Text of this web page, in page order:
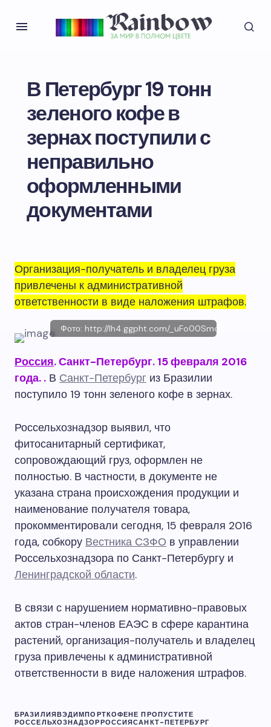
В Петербург 19 тонн
зеленого кофе в
зернах поступили с
неправильно
оформленными
документами
Организация-получатель и владелец груза
привлечены к административной
ответственности в виде наложения штрафов.
Фото: http://lh4.ggpht.com/_uFo00Smcjak/
Россия. Санкт-Петербург. 15 февраля 2016
года. . В Санкт-Петербург из Бразилии
поступило 19 тонн зеленого кофе в зернах.
Россельхознадзор выявил, что
фитосанитарный сертификат,
сопровождающий груз, оформлен не
полностью. В частности, в документе не
указана страна происхождения продукции и
наименование получателя товара,
прокомментировали сегодня, 15 февраля 2016
года, собкору Вестника СЗФО в управлении
Россельхознадзора по Санкт-Петербургу и
Ленинградской области.
В связи с нарушением нормативно-правовых
актов стран-членов ЕАЭС в сфере карантина
растений, организация-получатель и владелец
груза привлечены к административной
ответственности в виде наложения штрафов.
БРАЗИЛИЯВЭДИМПОРТКОФЕНЕ ПРОПУСТИТЕ
РОССЕЛЬХОЗНАДЗОРРОССИЯСАНКТ-ПЕТЕРБУРГ